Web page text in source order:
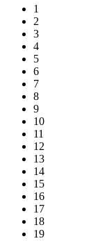
1
2
3
4
5
6
7
8
9
10
11
12
13
14
15
16
17
18
19